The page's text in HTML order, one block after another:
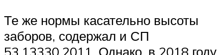
Те же нормы касательно высоты
заборов, содержал и СП
53.13330.2011. Однако, в 2018 году